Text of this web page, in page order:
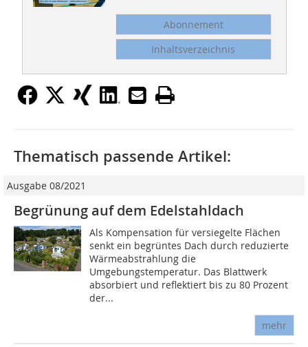
Abonnement
Inhaltsverzeichnis
Thematisch passende Artikel:
Ausgabe 08/2021
Begrünung auf dem Edelstahldach
Als Kompensation für versiegelte Flächen
senkt ein begrüntes Dach durch reduzierte
Wärmeabstrahlung die
Umgebungstemperatur. Das Blattwerk
absorbiert und reflektiert bis zu 80 Prozent
der...
mehr